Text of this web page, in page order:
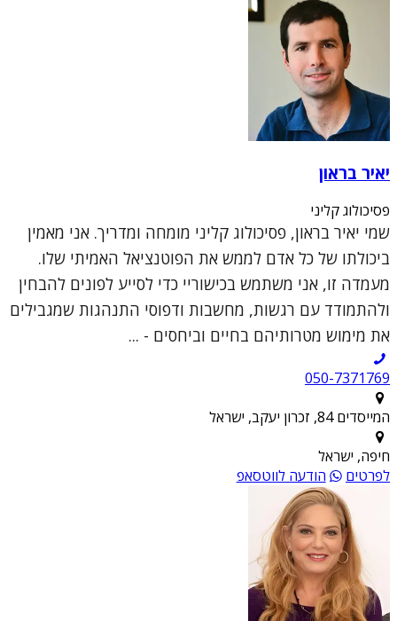
יאיר בראון
פסיכולוג קליני
שמי יאיר בראון, פסיכולוג קליני מומחה ומדריך. אני מאמין
ביכולתו של כל אדם לממש את הפוטנציאל האמיתי שלו.
מעמדה זו, אני משתמש בכישוריי כדי לסייע לפונים להבחין
ולהתמודד עם רגשות, מחשבות ודפוסי התנהגות שמגבילים
את מימוש מטרותיהם בחיים וביחסים - ...
050-7371769
המייסדים 84, זכרון יעקב, ישראל
חיפה, ישראל
לפרטים
הודעה לווטסאפ